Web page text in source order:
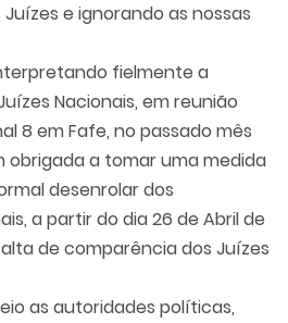
e ignorando as nossas
fielmente a
Nacionais, em reunião
8 em Fafe, no passado mês
obrigada a tomar uma medida
desenrolar dos
a partir do dia 26 de Abril de
de comparência dos Juízes
as autoridades políticas,